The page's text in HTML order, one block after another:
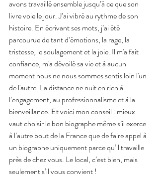
avons travaillé ensemble jusqu’à ce que son
livre voie le jour. J’ai vibré au rythme de son
histoire. En écrivant ses mots, j’ai été
parcourue de tant d’émotions, la rage, la
tristesse, le soulagement et la joie. Il m'a fait
confiance, m'a dévoilé sa vie et à aucun
moment nous ne nous sommes sentis loin l'un
de l'autre. La distance ne nuit en rien à
l’engagement, au professionnalisme et à la
bienveillance. Et voici mon conseil : mieux
vaut choisir le bon biographe même s’il exerce
à l’autre bout de la France que de faire appel à
un biographe uniquement parce qu’il travaille
près de chez vous. Le local, c’est bien, mais
seulement s’il vous convient !